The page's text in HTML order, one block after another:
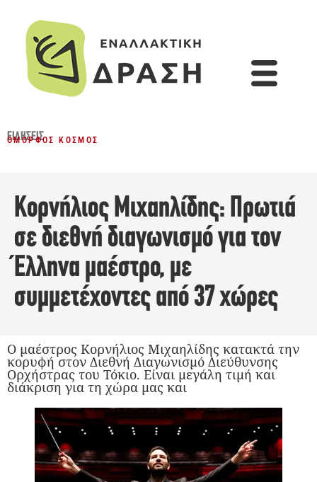
ΕΙΔΉΣΕΙΣ
ΌΜΟΡΦΟΣ ΚΌΣΜΟΣ
Κορνήλιος Μιχαηλίδης: Πρωτιά
σε διεθνή διαγωνισμό για τον
Έλληνα μαέστρο, με
συμμετέχοντες από 37 χώρες
Ο μαέστρος Κορνήλιος Μιχαηλίδης κατακτά την
κορυφή στον Διεθνή Διαγωνισμό Διεύθυνσης
Ορχήστρας του Τόκιο. Είναι μεγάλη τιμή και
διάκριση για τη χώρα μας και